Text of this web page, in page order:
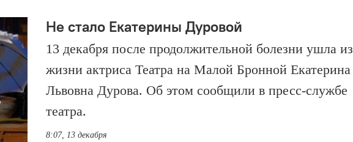
Не стало Екатерины Дуровой
13 декабря после продолжительной болезни ушла из
жизни актриса Театра на Малой Бронной Екатерина
Львовна Дурова. Об этом сообщили в пресс-службе
театра.
8:07, 13 декабря